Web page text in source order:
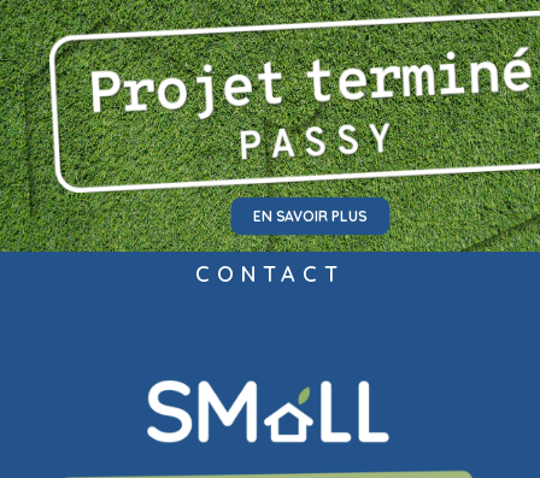
EN SAVOIR PLUS
CONTACT